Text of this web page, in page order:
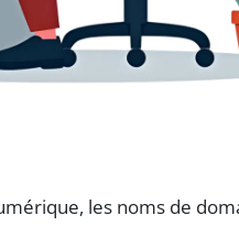
les noms de